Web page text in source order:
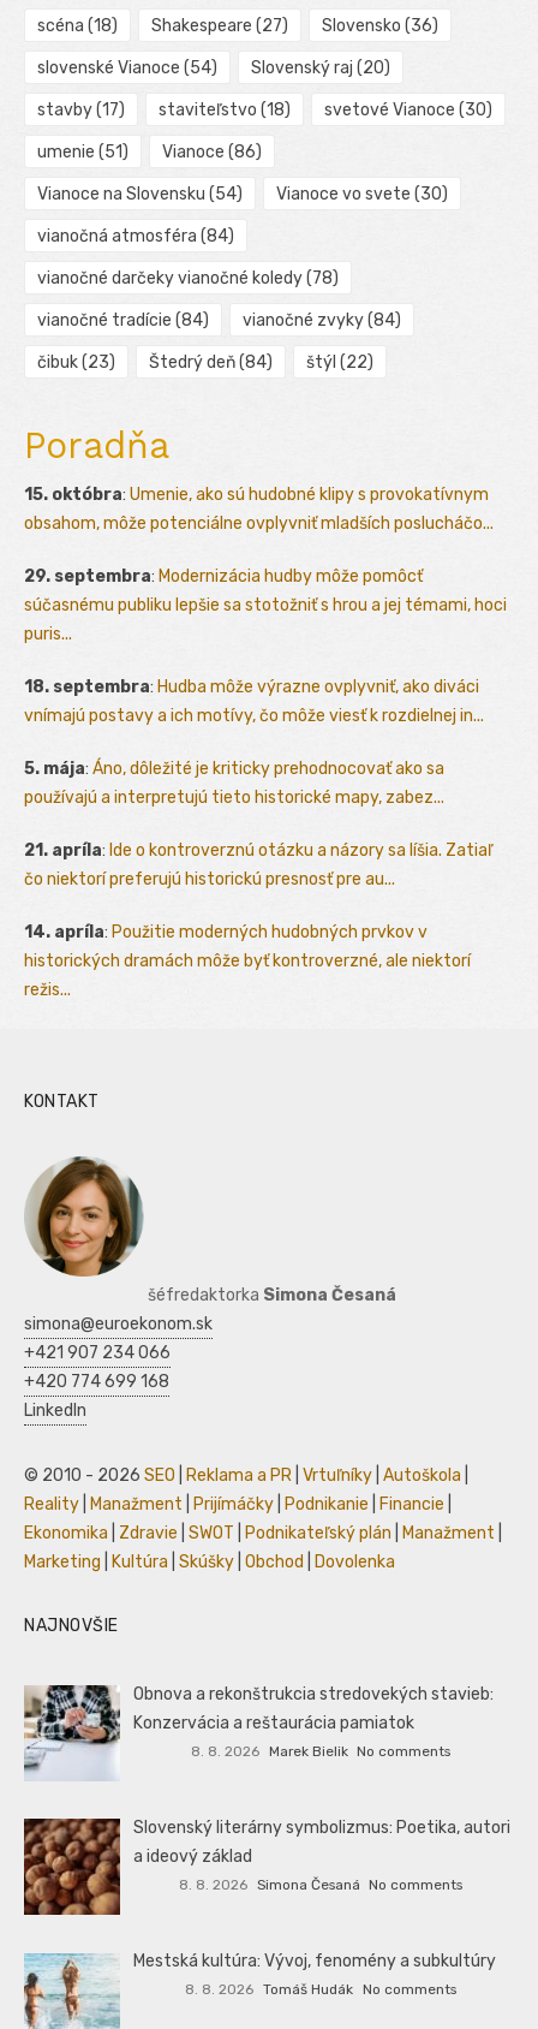
scéna (18) Shakespeare (27) Slovensko (36)
slovenské Vianoce (54) Slovenský raj (20)
stavby(17) staviteľstvo (18) svetové Vianoce (30)
umenie (51) Vianoce (86)
Vianoce na Slovensku (54) Vianoce vo svete (30)
vianočná atmosféra (84)
vianočné darčeky vianočné koledy(78)
vianočné tradície (84) vianočné zvyky(84)
čibuk(23) Štedrý deň(84) štýl (22)
Poradňa
15. októbra: Umenie, ako sú hudobné klipy s provokatívnym
obsahom, môže potenciálne ovplyvniť mladších poslucháčo...
29. septembra: Modernizácia hudby môže pomôcť
súčasnému publiku lepšie sa stotožniť s hrou a jej témami, hoci
puris...
18. septembra: Hudba môže výrazne ovplyvniť, ako diváci
vnímajú postavy a ich motívy, čo môže viesť k rozdielnej in...
5. mája: Áno, dôležité je kriticky prehodnocovať ako sa
používajú a interpretujú tieto historické mapy, zabez...
21. apríla: Ide o kontroverznú otázku a názory sa líšia. Zatiaľ
čo niektorí preferujú historickú presnosť pre au...
14. apríla: Použitie moderných hudobných prvkov v
historických dramách môže byť kontroverzné, ale niektorí
režis...
KONTAKT
šéfredaktorka Simona Česaná
simona@euroekonom.sk
+421 907 234 066
+420 774 699 168
LinkedIn
© 2010 - 2026 SEO Reklama a PR Vrtuľníky Autoškola
Reality
Manažment Prijímáčky Podnikanie Financie
Ekonomika
Zdravie SWOT Podnikateľský plán Manažment
Marketing
Kultúra Skúšky Obchod Dovolenka
NAJNOVŠIE
Obnova a rekonštrukcia stredovekých stavieb:
Konzervácia a reštaurácia pamiatok
8. 8. 2026 Marek Bielik No comments
Slovenský literárny symbolizmus: Poetika, autori
a ideový základ
8. 8. 2026 Simona Česaná No comments
Mestská kultúra: Vývoj, fenomény a subkultúry
8. 8. 2026 Tomáš Hudák No comments